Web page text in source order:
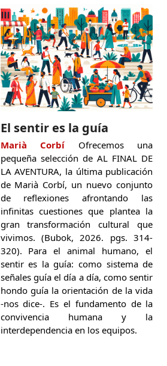
El sentir es la guía
Marià Corbí Ofrecemos una
pequeña selección de AL FINAL DE
LA AVENTURA, la última publicación
de Marià Corbí, un nuevo conjunto
de reflexiones afrontando las
infinitas cuestiones que plantea la
gran transformación cultural que
vivimos. (Bubok, 2026. pgs. 314-
320). Para el animal humano, el
sentir es la guía: como sistema de
señales guía el día a día, como sentir
hondo guía la orientación de la vida
-nos dice-. Es el fundamento de la
convivencia humana y la
interdependencia en los equipos.